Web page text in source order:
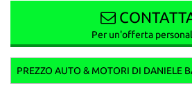
Per un'offerta
PREZZO AUTO & MOTORI DI DANIELE